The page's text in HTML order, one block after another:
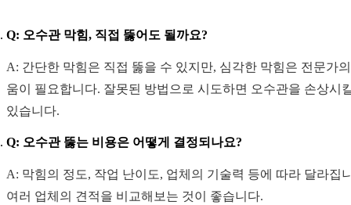
Q: 오수관 막힘, 직접 뚫어도 될까요?
A: 간단한 막힘은 직접 뚫을 수 있지만, 심각한 막힘은 전문가
움이 필요합니다. 잘못된 방법으로 시도하면 오수관을 손상시
있습니다.
Q: 오수관 뚫는 비용은 어떻게 결정되나요?
A: 막힘의 정도, 작업 난이도, 업체의 기술력 등에 따라 달라집
여러 업체의 견적을 비교해보는 것이 좋습니다.